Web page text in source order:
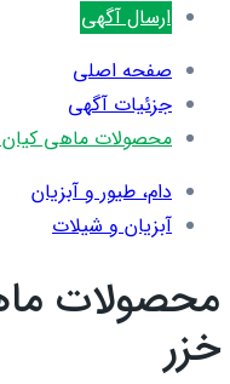
ارسال آگهی
صفحه اصلی
جزئیات آگهی
محصولات ماهی
دام، طیور و آبزیان
آبزیان و شیلات
محصولات
خزر